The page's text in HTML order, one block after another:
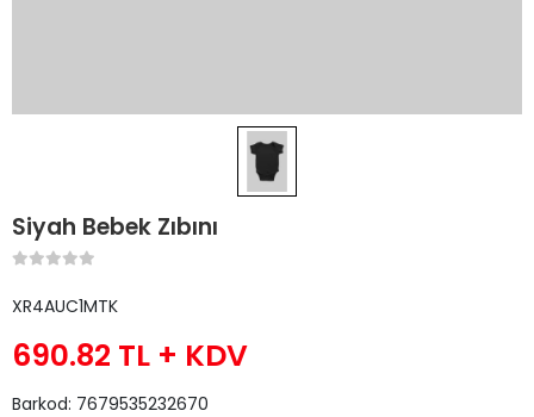
Siyah Bebek Zıbını
XR4AUC1MTK
690.82 TL + KDV
Barkod: 7679535232670